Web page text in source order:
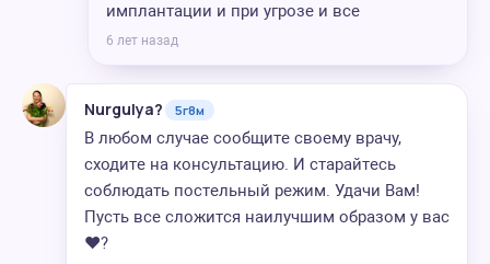
имплантации и при угрозе и все
6 лет назад
Nurgulya? 5г8м
В любом случае сообщите своему врачу,
сходите на консультацию. И старайтесь
соблюдать постельный режим. Удачи Вам!
Пусть все сложится наилучшим образом у вас
❤️?